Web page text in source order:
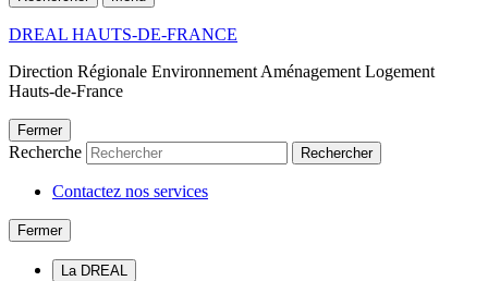
DREAL HAUTS-DE-FRANCE
Direction Régionale Environnement Aménagement Logement
Hauts-de-France
Fermer
Recherche Rechercher
Contactez nos services
Fermer
La DREAL